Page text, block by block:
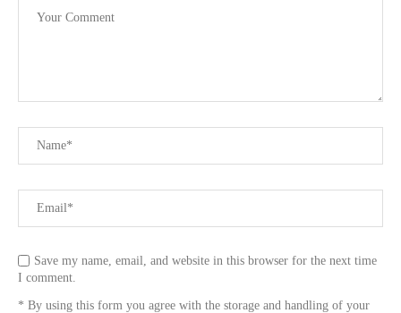
Save my name, email, and website in this browser for the next time
I comment.
* By using this form you agree with the storage and handling of your